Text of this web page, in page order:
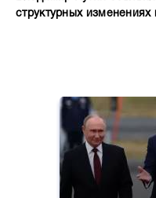
структурных